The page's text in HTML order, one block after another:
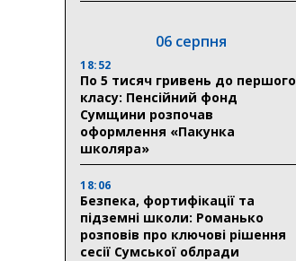
06 серпня
18:52
По 5 тисяч гривень до першого
класу: Пенсійний фонд
Сумщини розпочав
оформлення «Пакунка
школяра»
18:06
Безпека, фортифікації та
підземні школи: Романько
розповів про ключові рішення
сесії Сумської облради